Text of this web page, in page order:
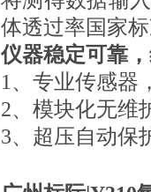
体透过率国家
仪器稳定可靠
1、专业传感器
2、模块化无维
3、超压自动保